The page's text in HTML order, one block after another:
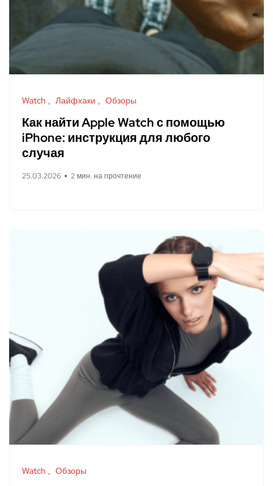
Watch Лайфхаки Обзоры
Как найти Apple Watch с помощью
iPhone: инструкция для любого
случая
25.03.2026 2 мин. на прочтение
Watch Обзоры